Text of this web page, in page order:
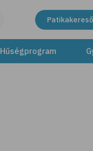
Patikakereső
Hűségprogram